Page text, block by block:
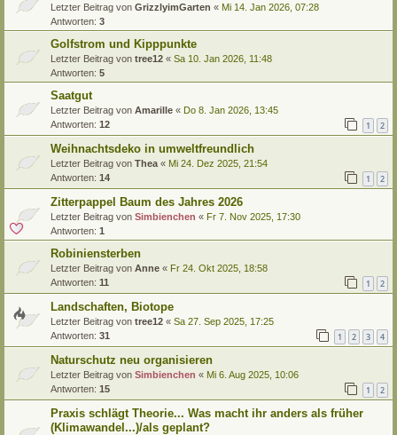
Letzter Beitrag von GrizzlyimGarten « Mi 14. Jan 2026, 07:28
Antworten: 3
Golfstrom und Kipppunkte
Letzter Beitrag von tree12 « Sa 10. Jan 2026, 11:48
Antworten: 5
Saatgut
Letzter Beitrag von Amarille « Do 8. Jan 2026, 13:45
Antworten: 12 1 2
Weihnachtsdeko in umweltfreundlich
Letzter Beitrag von Thea « Mi 24. Dez 2025, 21:54
Antworten: 14 1 2
Zitterpappel Baum des Jahres 2026
Letzter Beitrag von Simbienchen « Fr 7. Nov 2025, 17:30
Antworten: 1
Robiniensterben
Letzter Beitrag von Anne « Fr 24. Okt 2025, 18:58
Antworten: 11 1 2
Landschaften, Biotope
Letzter Beitrag von tree12 « Sa 27. Sep 2025, 17:25
Antworten: 31 1 2 3 4
Naturschutz neu organisieren
Letzter Beitrag von Simbienchen « Mi 6. Aug 2025, 10:06
Antworten: 15 1 2
Praxis schlägt Theorie... Was macht ihr anders als früher
(Klimawandel...)/als geplant?